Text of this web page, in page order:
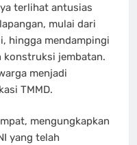
terlihat antusias
mulai dari
hingga mendampingi
konstruksi jembatan.
menjadi
TMMD.
mengungkapkan
yang telah